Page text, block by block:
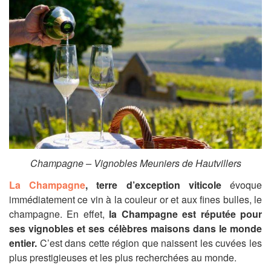
Champagne – Vignobles Meuniers de Hautvillers
La Champagne, terre d’exception viticoleévoque
immédiatement ce vin à la couleur or et aux fines bulles, le
champagne. En effet, la Champagne est réputée pour
ses vignobles et ses célèbres maisons dans le monde
entier. C’est dans cette région que naissent les cuvées les
plus prestigieuses et les plus recherchées au monde.